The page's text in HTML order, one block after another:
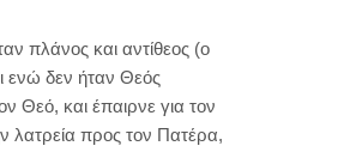
πλάνος και αντίθεος (ο
ενώ δεν ήταν Θεός
Θεό, και έπαιρνε για τον
λατρεία προς τον Πατέρα,